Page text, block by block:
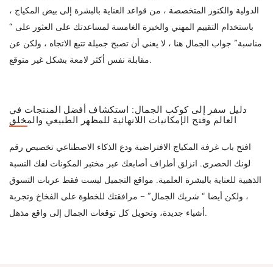
الدولية والكنوز المتخصصة ، من قواعد العناية بالبشرة إلى بيض المكياج ،
باستخدام التقييم المهني والخبرة الغامسة لمساعدتك على العثور على “
مناسبة” جواب الجمال هنا ، لا يعني أن تصبح جميلة تتبع الاتجاه ، ولكن عن
مقابلة نفس أكثر لامعة بشكل غير متوقع.
دليل سفر إلى كوكب الجمال: استكشاف أفضل المنتجات في
العالم وفتح الإمكانيات اللانهائية للمظهر الطبيعي والمخلق
افتح باب غرفة المكياج الافتراضية ودع الذكاء الاصطناعي تخصيص رقم
لونك الحصري. انزلق أطراف أصابعك عبر مختبر المكونات لفك النسبة
الذهبية للعناية بالبشرة العلمية. مواقع التجميل ليست فقط عربات التسوق
، ولكن أيضا “ شريك الجمال” – مرافقتك للخطوة على الفخاخ وتجربة
أشياء جديدة، وتحويل كل توقعات الجمال إلى واقع مذهل.